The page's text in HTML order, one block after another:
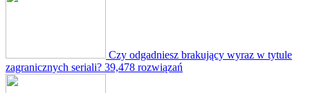
Czy odgadniesz brakujący wyraz w tytule
zagranicznych seriali? 39,478 rozwiązań